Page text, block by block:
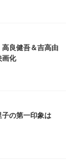
良健吾＆吉高由
画化
の第一印象は